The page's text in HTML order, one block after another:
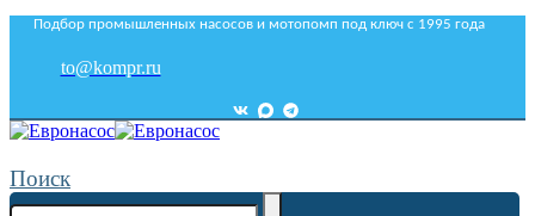
Подбор промышленных насосов и мотопомп под ключ с 1995 года
to@kompr.ru
Поиск